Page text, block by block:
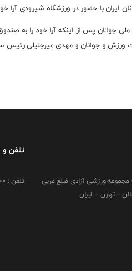
ايران با حضور در ورزشگاه شيرودي آرا
جوانان پس از اينكه آرا خود را به
ورزش و جوانان و مهدی میرجلیلی رئیس
مجموعه ورزشی آزادی ضلع غربی
– تهران – ایران
تلفن
تلفن : 02149764000